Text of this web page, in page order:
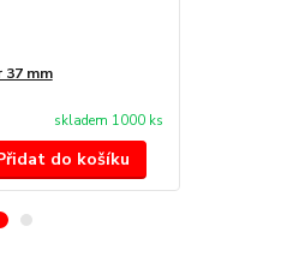
37 mm
skladem 1000 ks
do košíku